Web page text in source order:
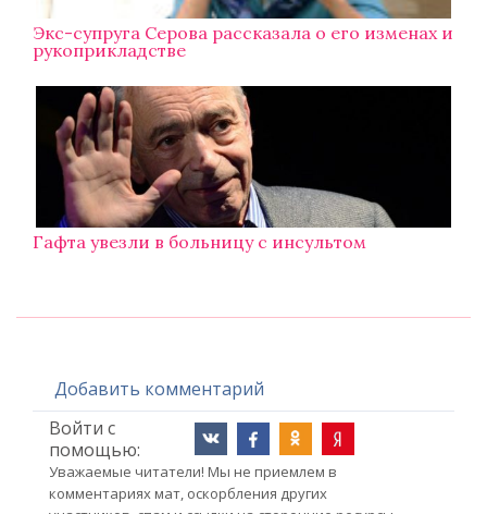
Экс-супруга Серова рассказала о его изменах и
рукоприкладстве
Гафта увезли в больницу с инсультом
Добавить комментарий
Войти с
помощью:
Уважаемые читатели! Мы не приемлем в
комментариях мат, оскорбления других